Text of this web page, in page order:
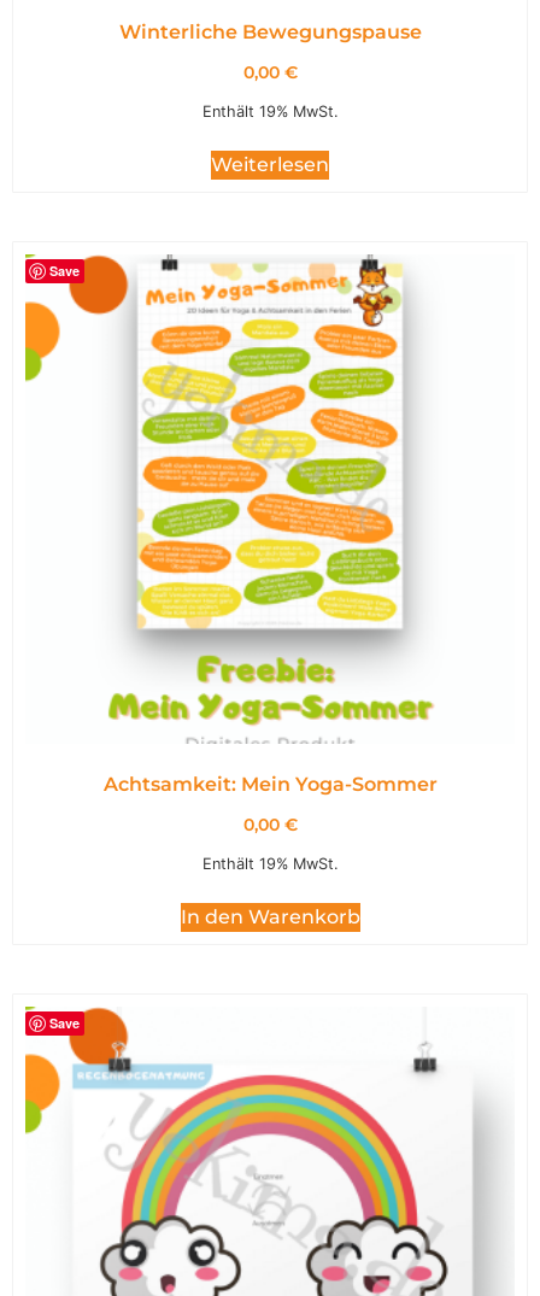
Winterliche Bewegungspause
0,00 €
Enthält 19% MwSt.
Weiterlesen
Save
Achtsamkeit: Mein Yoga-Sommer
0,00 €
Enthält 19% MwSt.
In den Warenkorb
Save